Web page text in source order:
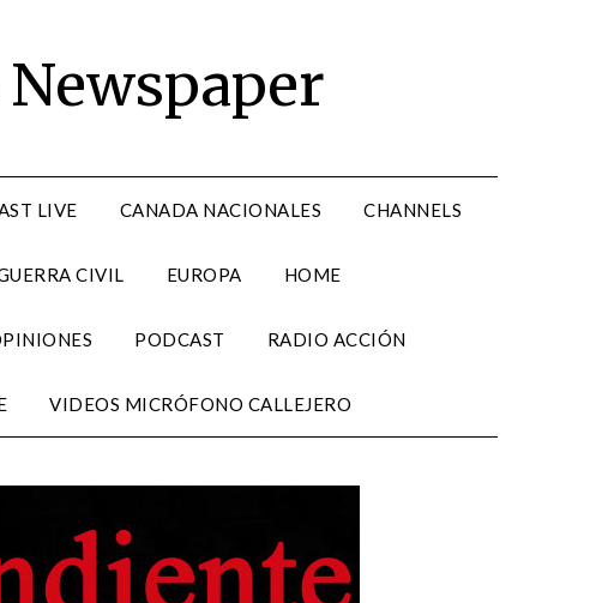
LIVE CANADA NACIONALES CHANNELS
CIVIL EUROPA HOME
PODCAST RADIO ACCIÓN
VIDEOS MICRÓFONO CALLEJERO